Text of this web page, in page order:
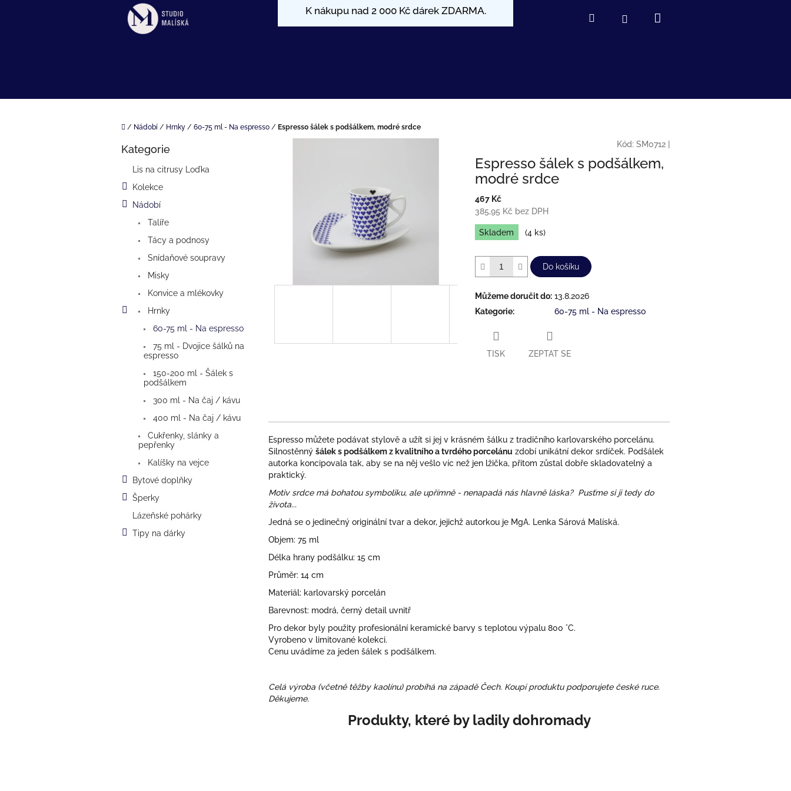
Hledat Přihlášení
Domů
/ Nádobí / Hrnky / 60-75 ml - Na espresso / Espresso šálek s podšálkem, modré srdce
Přeskočit
Kategorie
Lis na citrusy Loďka
Kolekce
Nádobí
Talíře
Tácy a podnosy
Snídaňové soupravy
Misky
Konvice a mlékovky
Hrnky
60-75 ml - Na espresso
75 ml - Dvojice šálků na
espresso
150-200 ml - Šálek s
podšálkem
300 ml - Na čaj / kávu
400 ml - Na čaj / kávu
Cukřenky, slánky a
pepřenky
Kalíšky na vejce
Bytové doplňky
Šperky
Lázeňské pohárky
Tipy na dárky
Kód: SM0712
Espresso šálek s podšálkem,
modré srdce
467 Kč
385,95 Kč bez DPH
Měrná
cena:
Skladem (4 ks)
Do košíku
Můžeme doručit do: 13.8.2026
Kategorie: 60-75 ml - Na espresso
TISK ZEPTAT SE
Espresso můžete podávat stylově a užít si jej v krásném šálku z tradičního karlovarského porcelánu.
Silnostěnný šálek s podšálkem z kvalitního a tvrdého porcelánu zdobí unikátní dekor srdíček. Podšálek
autorka koncipovala tak, aby se na něj vešlo víc než jen lžička, přitom zůstal dobře skladovatelný a
praktický.
Motiv srdce má bohatou symboliku, ale upřímně - nenapadá nás hlavně láska? Pusťme si ji tedy do
života...
Jedná se o jedinečný originální tvar a dekor, jejichž autorkou je MgA. Lenka Sárová Malíská.
Objem: 75 ml
Délka hrany podšálku: 15 cm
Průměr: 14 cm
Materiál: karlovarský porcelán
Barevnost: modrá, černý detail uvnitř
Pro dekor byly použity profesionální keramické barvy s teplotou výpalu 800 °C.
Vyrobeno v limitované kolekci.
Cenu uvádíme za jeden šálek s podšálkem.
Celá výroba (včetně těžby kaolínu) probíhá na západě Čech. Koupí produktu podporujete české ruce.
Děkujeme.